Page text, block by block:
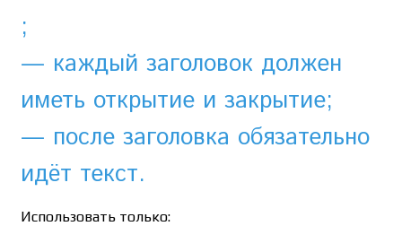
;
— каждый заголовок должен
иметь открытие и закрытие;
— после заголовка обязательно
идёт текст.
Использовать только: